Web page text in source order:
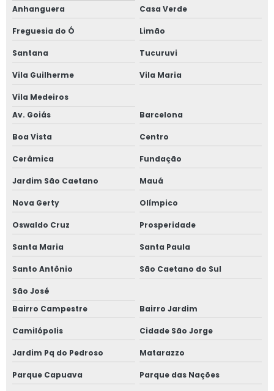
Belenzinho
clínica medicina
Vista
Paulicéia
ocupacional
Santa Teresinha
exame
admissional
Ribeirão Pires
Anhanguera Casa Verde
Freguesia do Ó Limão
Santana Tucuruvi
Vila Guilherme Vila Maria
Vila Medeiros
Av. Goiás
Barcelona
Boa Vista Centro
Cerâmica Fundação
Jardim São Caetano Mauá
Nova Gerty Olímpico
Oswaldo Cruz Prosperidade
Santa Maria Santa Paula
Santo Antônio São Caetano do Sul
São José
Bairro Campestre
Bairro Jardim
Camilópolis Cidade São Jorge
Jardim Pq do Pedroso Matarazzo
Parque Capuava Parque das Nações